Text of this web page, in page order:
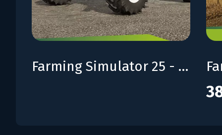
Farming Simulator 25 - MacDon Pack